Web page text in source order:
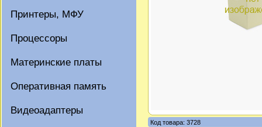
Принтеры, МФУ
Процессоры
Материнские платы
Оперативная память
Видеоадаптеры
Код товара: 3728